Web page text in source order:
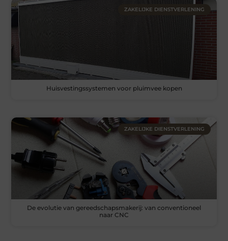
ZAKELIJKE DIENSTVERLENING
Huisvestingssystemen voor pluimvee kopen
ZAKELIJKE DIENSTVERLENING
De evolutie van gereedschapsmakerij: van conventioneel
naar CNC